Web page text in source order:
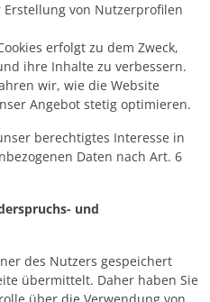
von Nutzerprofilen
erfolgt zu dem Zweck,
ihre Inhalte zu verbessern.
wir, wie die Website
Angebot stetig optimieren.
berechtigtes Interesse in
Daten nach Art. 6
und
des Nutzers gespeichert
übermittelt. Daher haben Sie